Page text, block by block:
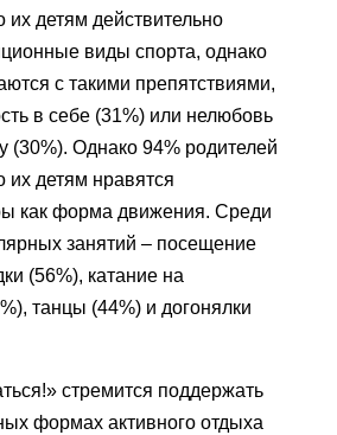
их детям действительно
виды спорта, однако
с такими препятствиями,
в себе (31%) или нелюбовь
(30%). Однако 94% родителей
их детям нравятся
как форма движения. Среди
занятий – посещение
(56%), катание на
танцы (44%) и догонялки
стремится поддержать
формах активного отдыха